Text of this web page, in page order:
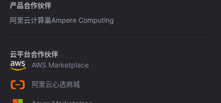
产品合作伙伴
阿里云计算巢Ampere Computing
云平台合作伙伴
AWS Marketplace
阿里云心选商城